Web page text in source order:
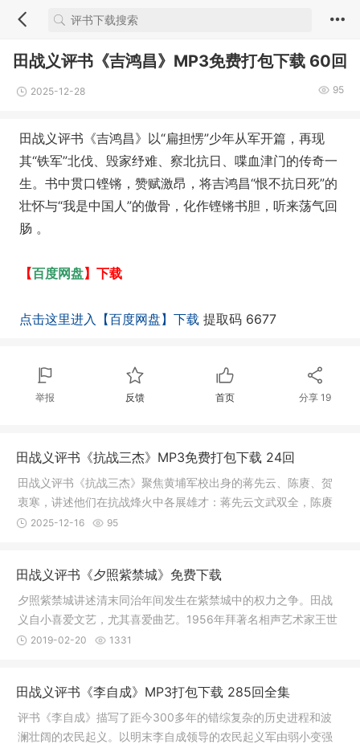
田战义评书《吉鸿昌》MP3免费打包下载 60回
2025-12-28 95
田战义评书《吉鸿昌》以“扁担愣”少年从军开篇，再现
其“铁军”北伐、毁家纾难、察北抗日、喋血津门的传奇一
生。书中贯口铿锵，赞赋激昂，将吉鸿昌“恨不抗日死”的
壮怀与“我是中国人”的傲骨，化作铿锵书胆，听来荡气回
肠 。
【百度网盘】下载
点击这里进入【百度网盘】下载 提取码 6677
举报 反馈 首页 分享 19
田战义评书《抗战三杰》MP3免费打包下载 24回
田战义评书《抗战三杰》聚焦黄埔军校出身的蒋先云、陈赓、贺
衷寒，讲述他们在抗战烽火中各展雄才：蒋先云文武双全，陈赓
足智多谋
2025-12-16 95
田战义评书《夕照紫禁城》免费下载
夕照紫禁城讲述清末同治年间发生在紫禁城中的权力之争。田战
义自小喜爱文艺，尤其喜爱曲艺。1956年拜著名相声艺术家王世
臣为师学
2019-02-20 1331
田战义评书《李自成》MP3打包下载 285回全集
评书《李自成》描写了距今300多年的错综复杂的历史进程和波
澜壮阔的农民起义。以明末李自成领导的农民起义军由弱小变强